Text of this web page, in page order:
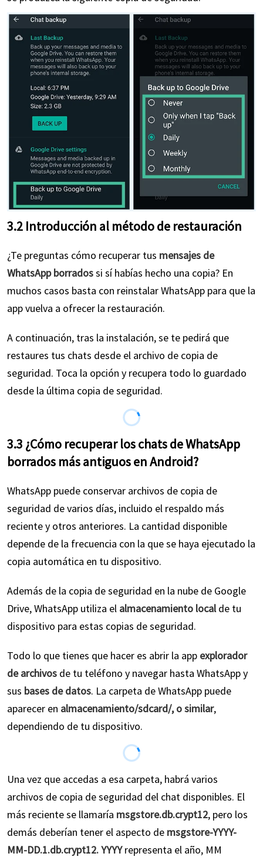
3.2 Introducción al método de restauración
¿Te preguntas cómo recuperar tus mensajes de
WhatsApp borradossi sí habías hecho una copia? En
muchos casos basta con reinstalar WhatsApp para que la
app vuelva a ofrecer la restauración.
A continuación, tras la instalación, se te pedirá que
restaures tus chats desde el archivo de copia de
seguridad. Toca la opción y recupera todo lo guardado
desde la última copia de seguridad.
3.3 ¿Cómo recuperar los chats de WhatsApp
borrados más antiguos en Android?
WhatsApp puede conservar archivos de copia de
seguridad de varios días, incluido el respaldo más
reciente y otros anteriores. La cantidad disponible
depende de la frecuencia con la que se haya ejecutado la
copia automática en tu dispositivo.
Además de la copia de seguridad en la nube de Google
Drive, WhatsApp utiliza el almacenamiento localde tu
dispositivo para estas copias de seguridad.
Todo lo que tienes que hacer es abrir la app explorador
de archivos de tu teléfono y navegar hasta WhatsApp y
sus bases de datos. La carpeta de WhatsApp puede
aparecer en almacenamiento/sdcard/, o similar,
dependiendo de tu dispositivo.
Una vez que accedas a esa carpeta, habrá varios
archivos de copia de seguridad del chat disponibles. El
más reciente se llamaría msgstore.db.crypt12, pero los
demás deberían tener el aspecto de msgstore-YYYY-
MM-DD.1.db.crypt12. YYYYrepresenta el año, MM